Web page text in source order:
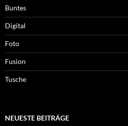
Buntes
Digital
Foto
Fusion
Tusche
NEUESTE BEITRÄGE